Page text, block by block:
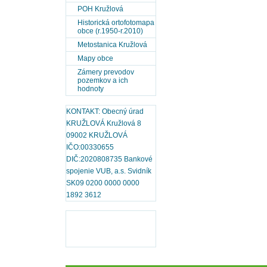
POH Kružlová
Historická ortofotomapa
obce (r.1950-r.2010)
Metostanica Kružlová
Mapy obce
Zámery prevodov
pozemkov a ich
hodnoty
KONTAKT: Obecný úrad
KRUŽLOVÁ Kružlová 8
09002 KRUŽLOVÁ
IČO:00330655
DIČ:2020808735 Bankové
spojenie VUB, a.s. Svidník
SK09 0200 0000 0000
1892 3612